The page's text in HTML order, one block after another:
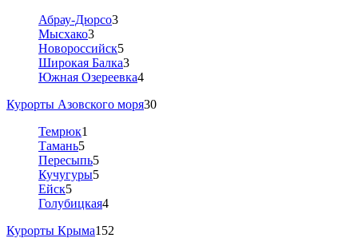
Абрау-Дюрсо3
Мысхако3
Новороссийск5
Широкая Балка3
Южная Озереевка4
Курорты Азовского моря30
Темрюк1
Тамань5
Пересыпь5
Кучугуры5
Ейск5
Голубицкая4
Курорты Крыма152